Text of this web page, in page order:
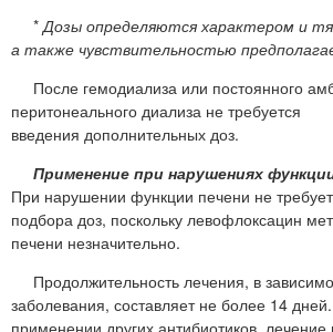
*Дозы определяются характером и
а также чувствительностью
После гемодиализа или постоянного
перитонеального диализа не требуется
введения дополнительных доз.
Применение при нарушениях
При нарушении функции печени не
подбора доз, поскольку левофлоксацин
печени незначительно.
Продолжительность лечения, в
заболевания, составляет не более 14